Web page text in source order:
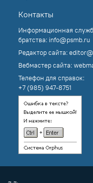
Контакты
Информационная
братства: info@psmb.ru
Редактор сайта:
Вебмастер сайта:
Телефон для справок:
+7 (985) 947-8751